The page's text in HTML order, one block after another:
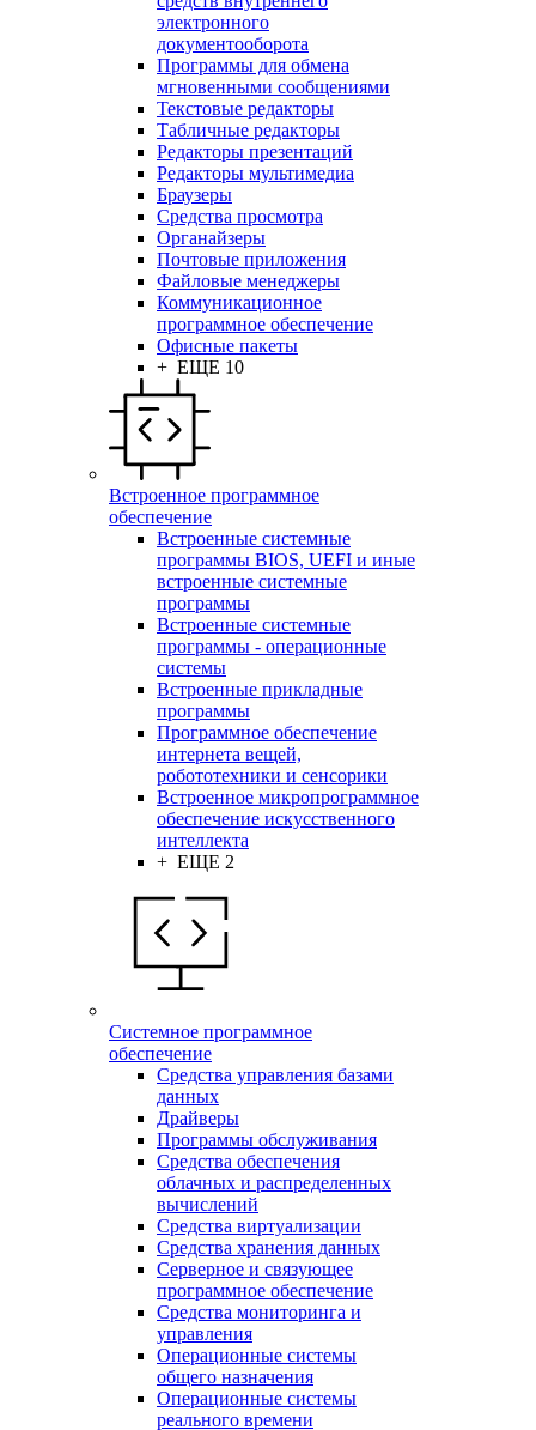
электронного
документооборота
Программы для обмена
мгновенными сообщениями
Текстовые редакторы
Табличные редакторы
Редакторы презентаций
Редакторы мультимедиа
Браузеры
Средства просмотра
Органайзеры
Почтовые приложения
Файловые менеджеры
Коммуникационное
программное обеспечение
Офисные пакеты
+ ЕЩЕ 10
Встроенное программное
обеспечение
Встроенные системные
программы BIOS, UEFI и иные
встроенные системные
программы
Встроенные системные
программы - операционные
системы
Встроенные прикладные
программы
Программное обеспечение
интернета вещей,
робототехники и сенсорики
Встроенное микропрограммное
обеспечение искусственного
интеллекта
+ ЕЩЕ 2
Системное программное
обеспечение
Средства управления базами
данных
Драйверы
Программы обслуживания
Средства обеспечения
облачных и распределенных
вычислений
Средства виртуализации
Средства хранения данных
Серверное и связующее
программное обеспечение
Средства мониторинга и
управления
Операционные системы
общего назначения
Операционные системы
реального времени